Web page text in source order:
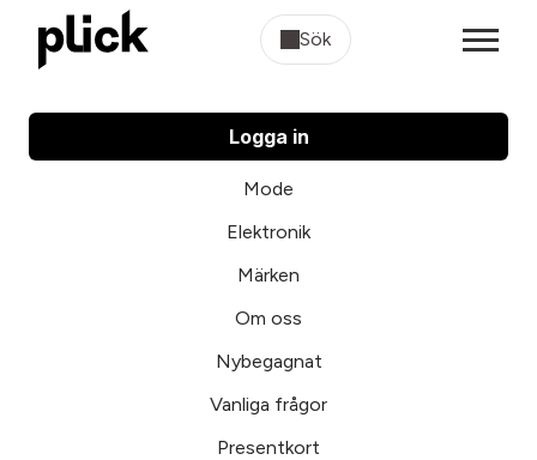
Sök
Logga in
Mode
Elektronik
Märken
Om oss
Nybegagnat
Vanliga frågor
Presentkort